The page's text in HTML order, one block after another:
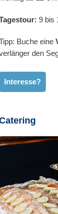
9 bis
Buche eine
den
Interesse?